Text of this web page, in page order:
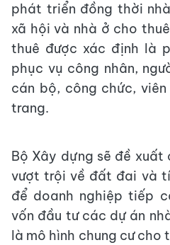
phát triển đồng thời
xã hội và nhà ở cho
thuê được xác định là
phục vụ công nhân,
cán bộ, công chức,
trang.
Bộ Xây dựng sẽ đề xuất
vượt trội về đất đai và
để doanh nghiệp tiếp
vốn đầu tư các dự án
là mô hình chung cư